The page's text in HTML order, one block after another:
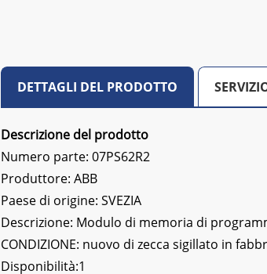
DETTAGLI DEL PRODOTTO
Descrizione del prodotto
Numero parte: 07PS62R2
Produttore: ABB
Paese di origine: SVEZIA
Descrizione: Modulo di memoria di
CONDIZIONE: nuovo di zecca sigillato in
Disponibilità:1